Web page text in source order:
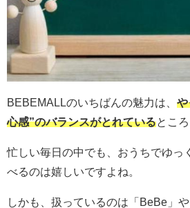
BEBEMALLのいちばんの魅力は、 や
心感”のバランスがとれているところ
忙しい毎日の中でも、おうちでゆっ
べるのは嬉しいですよね。
しかも、扱っているのは「BeBe」